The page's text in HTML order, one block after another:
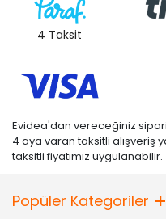
4 Taksit
Evidea'dan vereceğiniz
4 aya varan taksitli alışveriş
taksitli fiyatımız uygulanabilir.
Popüler Kategoriler